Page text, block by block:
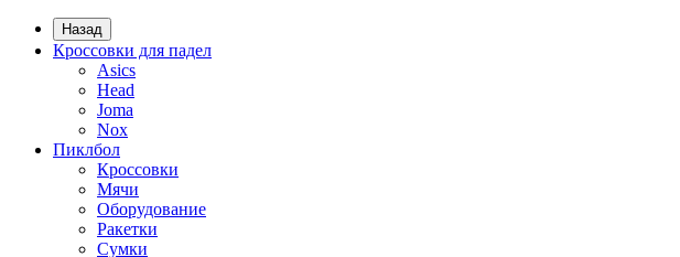
Назад
Кроссовки для падел
Asics
Head
Joma
Nox
Пиклбол
Кроссовки
Мячи
Оборудование
Ракетки
Сумки